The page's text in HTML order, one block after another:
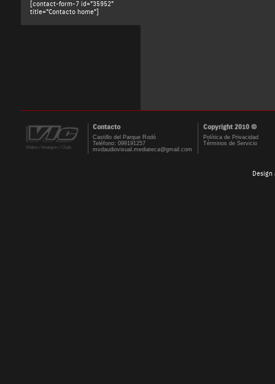
[contact-form-7 id="35952"
title="Contacto home"]
Contacto Copyright 2010 ©
Castillo del Parque Rodó
Teléfono: 099191257
mvdaudiovisual.mediateca@gmail.com
Política de Privacidad
Términos de Servicio